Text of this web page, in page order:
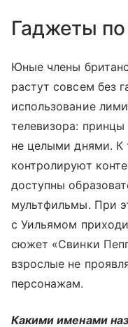
Гаджеты
Юные члены
растут совсем без
использование
телевизора:
не целыми днями. К
контролируют
доступны
мультфильмы. При
с Уильямом
сюжет «Свинки
взрослые не
персонажам.
Какими именами